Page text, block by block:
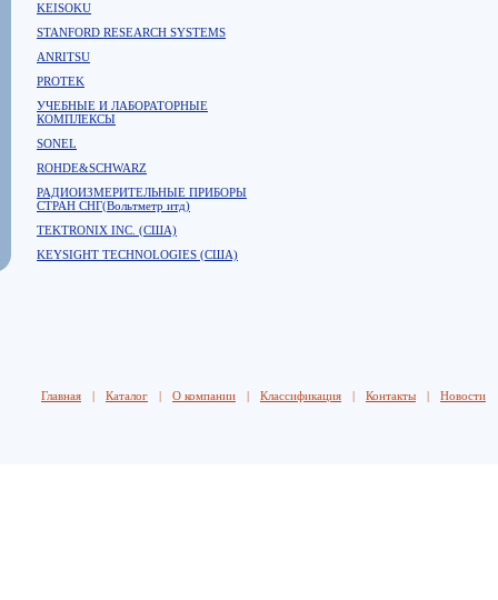
KEISOKU
STANFORD RESEARCH SYSTEMS
ANRITSU
PROTEK
УЧЕБНЫЕ И ЛАБОРАТОРНЫЕ
КОМПЛЕКСЫ
SONEL
ROHDE&SCHWARZ
РАДИОИЗМЕРИТЕЛЬНЫЕ ПРИБОРЫ
СТРАН СНГ(Вольтметр итд)
TEKTRONIX INC. (США)
KEYSIGHT TECHNOLOGIES (США)
Главная | Каталог | О компании | Классификация | Контакты | Новости